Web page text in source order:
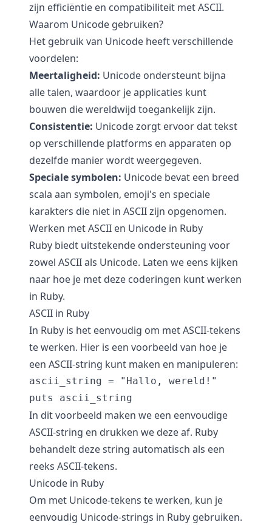
zijn efficiëntie en compatibiliteit met ASCII.
Waarom Unicode gebruiken?
Het gebruik van Unicode heeft verschillende
voordelen:
Meertaligheid: Unicode ondersteunt bijna
alle talen, waardoor je applicaties kunt
bouwen die wereldwijd toegankelijk zijn.
Consistentie: Unicode zorgt ervoor dat tekst
op verschillende platforms en apparaten op
dezelfde manier wordt weergegeven.
Speciale symbolen: Unicode bevat een breed
scala aan symbolen, emoji's en speciale
karakters die niet in ASCII zijn opgenomen.
Werken met ASCII en Unicode in Ruby
Ruby biedt uitstekende ondersteuning voor
zowel ASCII als Unicode. Laten we eens kijken
naar hoe je met deze coderingen kunt werken
in Ruby.
ASCII in Ruby
In Ruby is het eenvoudig om met ASCII-tekens
te werken. Hier is een voorbeeld van hoe je
een ASCII-string kunt maken en manipuleren:
ascii_string = "Hallo, wereld!"
In dit voorbeeld maken we een eenvoudige
ASCII-string en drukken we deze af. Ruby
behandelt deze string automatisch als een
reeks ASCII-tekens.
Unicode in Ruby
Om met Unicode-tekens te werken, kun je
eenvoudig Unicode-strings in Ruby gebruiken.